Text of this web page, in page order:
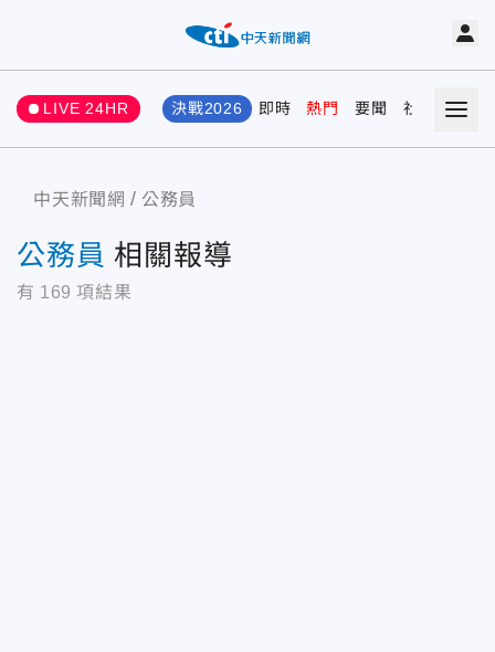
LIVE 24HR 決戰2026 即時 熱門 要聞 社會 娛樂
中天新聞網 公務員
公務員 相關報導
有 169 項結果